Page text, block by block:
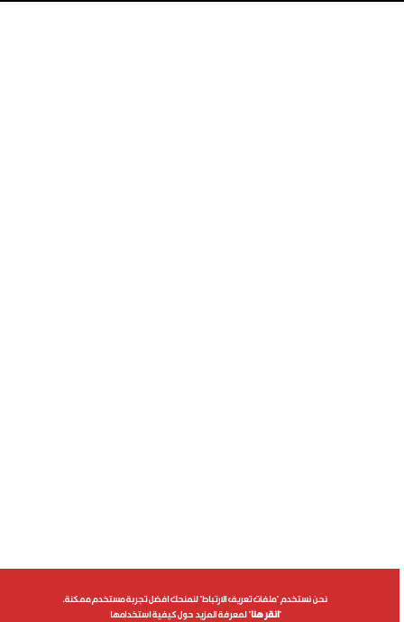
نحن نستخدم "ملفات تعريف الارتباط" لنمنحك افضل تجربة مستخدم ممكنة.
انقر هنا" لمعرفة المزيد حول كيفية استخدامها